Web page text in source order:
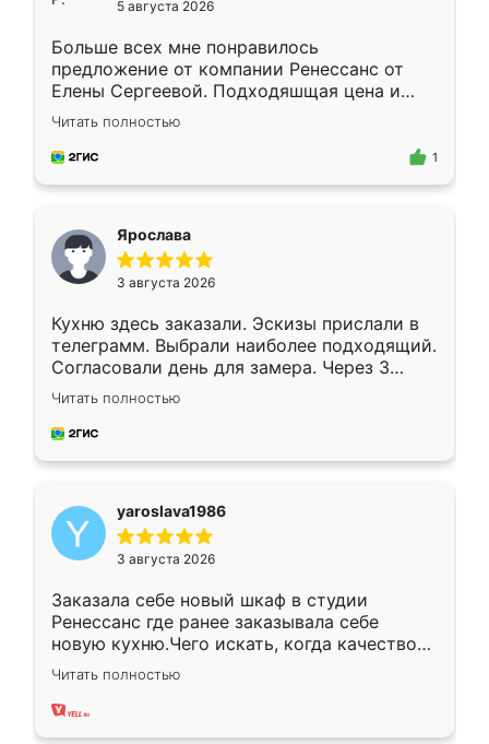
5 августа 2026
Больше всех мне понравилось
предложение от компании Ренессанс от
Елены Сергеевой. Подходяшщая цена и
короткие сроки изготовления. Приехавший
для замера сотрудник Владислав
предложил по моему эскизу самый
Читать полностью
1
Ярослава
3 августа 2026
Кухню здесь заказали. Эскизы прислали в
телеграмм. Выбрали наиболее подходящий.
Согласовали день для замера. Через 3
недели кухня была уже готова. Остались
довольны работой. Спасибо Ренессанс
мебель за качественную работу!
Читать полностью
yaroslava1986
3 августа 2026
Заказала себе новый шкаф в студии
Ренессанс где ранее заказывала себе
новую кухню.Чего искать, когда качеством
вполне довольна. Служит кухня уже почти
два года, нареканий нет.
Читать полностью